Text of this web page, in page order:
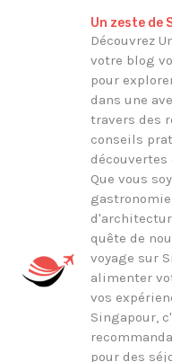
Un zeste de
Découvrez
votre blog
pour
dans une
travers des
conseils
Que vous
quête de
voyage sur
alimenter
vos
Singapour,
pour des
Rechercher